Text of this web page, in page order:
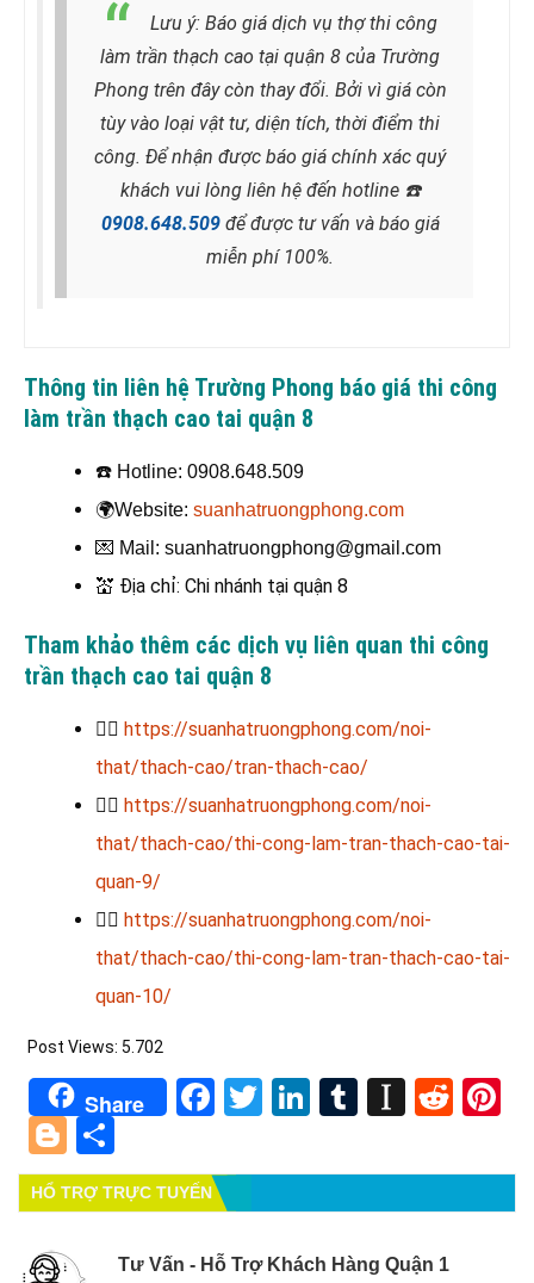
Lưu ý: Báo giá dịch vụ thợ thi công
làm trần thạch cao tại quận 8 của Trường
Phong trên đây còn thay đổi. Bởi vì giá còn
tùy vào loại vật tư, diện tích, thời điểm thi
công. Để nhận được báo giá chính xác quý
khách vui lòng liên hệ đến hotline ☎️
0908.648.509để được tư vấn và báo giá
miễn phí 100%.
Thông tin liên hệ Trường Phong báo giá thi công
làm trần thạch cao tai quận 8
☎️ Hotline: 0908.648.509
🌍Website: suanhatruongphong.com
💌 Mail: suanhatruongphong@gmail.com
💒 Địa chỉ: Chi nhánh tại quận 8
Tham khảo thêm các dịch vụ liên quan thi công
trần thạch cao tai quận 8
💁‍♂️ https://suanhatruongphong.com/noi-
that/thach-cao/tran-thach-cao/
💁‍♂️ https://suanhatruongphong.com/noi-
that/thach-cao/thi-cong-lam-tran-thach-cao-tai-
quan-9/
💁‍♂️ https://suanhatruongphong.com/noi-
that/thach-cao/thi-cong-lam-tran-thach-cao-tai-
quan-10/
Post Views: 5.702
Share Facebook
TwitterLinkedIn
Tumblr
Blogger
HỔ TRỢ TRỰC TUYẾN
Tư Vấn - Hỗ Trợ Khách Hàng Quận 1